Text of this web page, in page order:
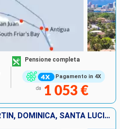
Pagamento in 4X
Pensione completa
da 1 053 €
STATI UNITI, SAINT MARTIN, DOMINICA, SANTA LUCIA, BARBADOS, GRENADA, ARUBA